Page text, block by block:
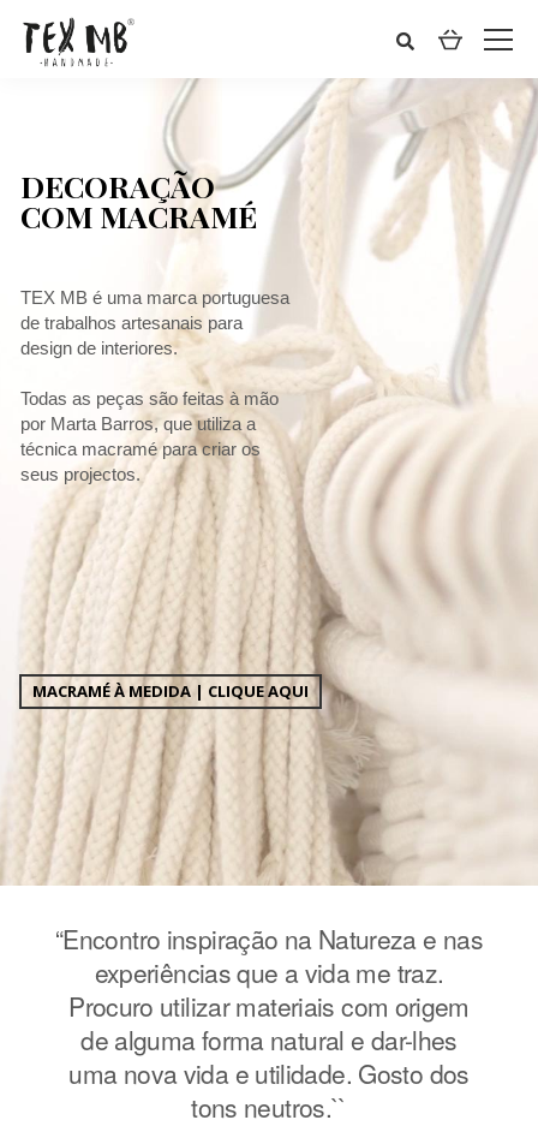
DECORAÇÃO
COM MACRAMÉ
TEX MB é uma marca portuguesa
de trabalhos artesanais para
design de interiores.
Todas as peças são feitas à mão
por Marta Barros, que utiliza a
técnica macramé para criar os
seus projectos.
MACRAMÉ À MEDIDA | CLIQUE AQUI
“Encontro inspiração na Natureza e nas
experiências que a vida me traz.
Procuro utilizar materiais com origem
de alguma forma natural e dar-lhes
uma nova vida e utilidade. Gosto dos
tons neutros.``